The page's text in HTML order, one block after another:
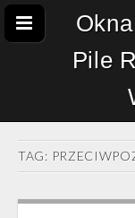
Pile
TAG: